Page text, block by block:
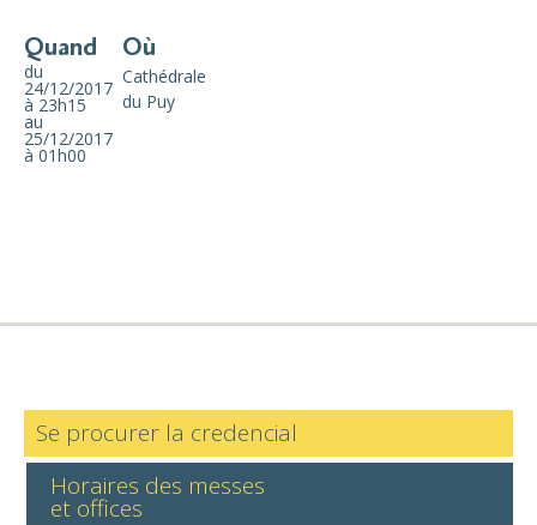
Quand
du
24/12/2017
à 23h15
au
25/12/2017
à 01h00
Où
Cathédrale
du Puy
Se procurer la credencial
Horaires des messes
et offices